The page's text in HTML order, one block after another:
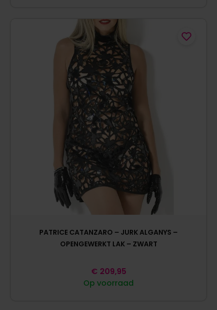
PATRICE CATANZARO – JURK ALGANYS –
OPENGEWERKT LAK – ZWART
Op voorraad
€ 209,95